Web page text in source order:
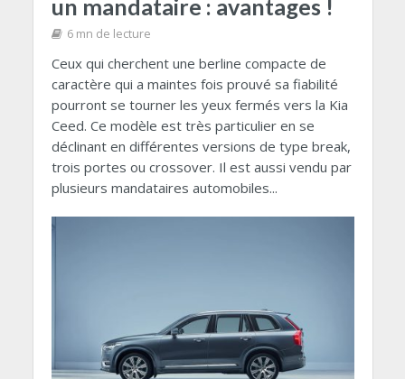
un mandataire : avantages !
6 mn de lecture
Ceux qui cherchent une berline compacte de
caractère qui a maintes fois prouvé sa fiabilité
pourront se tourner les yeux fermés vers la Kia
Ceed. Ce modèle est très particulier en se
déclinant en différentes versions de type break,
trois portes ou crossover. Il est aussi vendu par
plusieurs mandataires automobiles...